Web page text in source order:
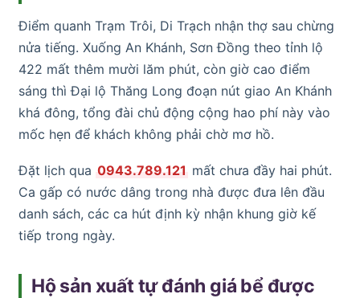
Điểm quanh Trạm Trôi, Di Trạch nhận thợ sau chừng
nửa tiếng. Xuống An Khánh, Sơn Đồng theo tỉnh lộ
422 mất thêm mười lăm phút, còn giờ cao điểm
sáng thì Đại lộ Thăng Long đoạn nút giao An Khánh
khá đông, tổng đài chủ động cộng hao phí này vào
mốc hẹn để khách không phải chờ mơ hồ.
Đặt lịch qua 0943.789.121 mất chưa đầy hai phút.
Ca gấp có nước dâng trong nhà được đưa lên đầu
danh sách, các ca hút định kỳ nhận khung giờ kế
tiếp trong ngày.
Hộ sản xuất tự đánh giá bể được